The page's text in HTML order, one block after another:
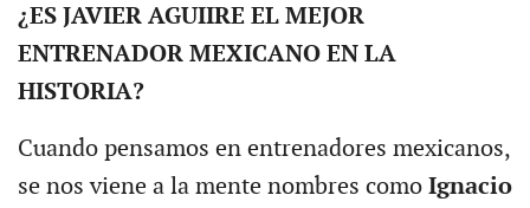
¿ES JAVIER AGUIIRE EL MEJOR
ENTRENADOR MEXICANO EN LA
HISTORIA?
Cuando pensamos en entrenadores mexicanos,
se nos viene a la mente nombres como Ignacio